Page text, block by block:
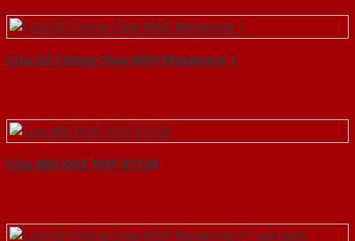
Cửa Gỗ Chống Cháy MDF Melamine 1
Cửa ABS KOS 101F K1129